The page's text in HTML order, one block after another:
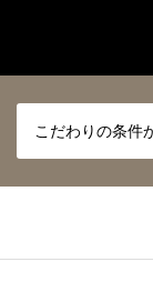
こだわりの条件